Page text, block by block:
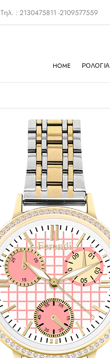
Tηλ. : 2130475811 -2109577559
HOME ΡΟΛΌΓΙΑ